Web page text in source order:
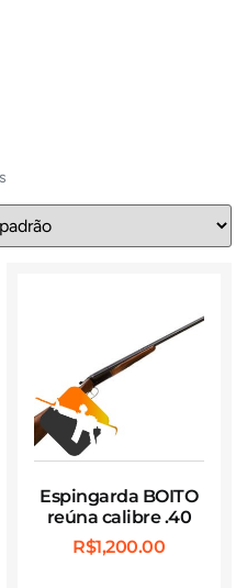
Espingarda BOITO
reúna calibre .40
R$1,200.00